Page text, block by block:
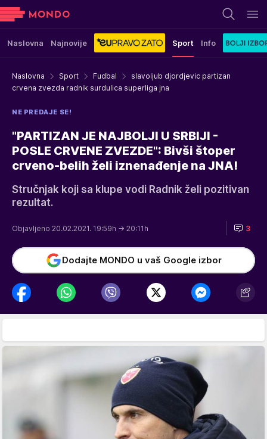
Naslovna Najnovije Sport Info
Naslovna Sport Fudbal
slavoljub djordjevic partizan
crvena zvezda radnik surdulica superliga jna
NE PREDAJE SE!
"PARTIZAN JE NAJBOLJI U SRBIJI -
POSLE CRVENE ZVEZDE": Bivši štoper
crveno-belih želi iznenađenje na JNA!
Stručnjak koji sa klupe vodi Radnik želi pozitivan
rezultat.
Objavljeno 20.02.2021. 19:59h → 20:11h 3
Dodajte MONDO u vaš Google izbor